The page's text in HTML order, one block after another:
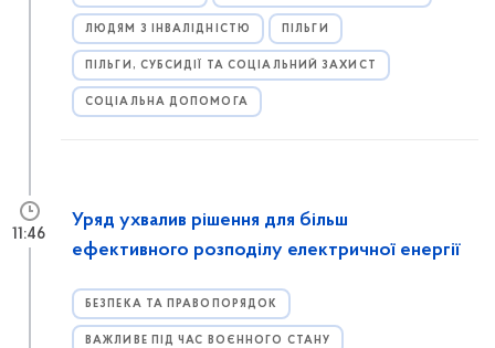
ЛЮДЯМ З ІНВАЛІДНІСТЮ ПІЛЬГИ
ПІЛЬГИ, СУБСИДІЇ ТА СОЦІАЛЬНИЙ ЗАХИСТ
СОЦІАЛЬНА ДОПОМОГА
Уряд ухвалив рішення для більш
ефективного розподілу електричної енергії
БЕЗПЕКА ТА ПРАВОПОРЯДОК
ВАЖЛИВЕ ПІД ЧАС ВОЄННОГО СТАНУ
11:46